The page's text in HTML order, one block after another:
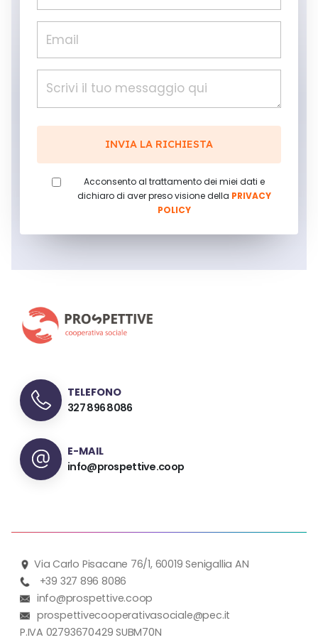
Acconsento al trattamento dei miei dati e
dichiaro di aver preso visione della PRIVACY
POLICY
TELEFONO
327 896 8086
E-MAIL
info@prospettive.coop
Via Carlo Pisacane 76/1, 60019 Senigallia AN
+39 327 896 8086
info@prospettive.coop
prospettivecooperativasociale@pec.it
P.IVA 02793670429 SUBM70N